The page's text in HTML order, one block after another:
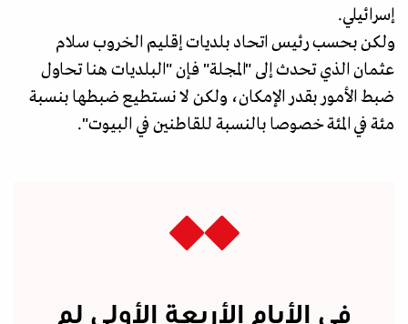
إسرائيلي.
ولكن بحسب رئيس اتحاد بلديات إقليم الخروب سلام
عثمان الذي تحدث إلى "المجلة" فإن "البلديات هنا تحاول
ضبط الأمور بقدر الإمكان، ولكن لا نستطيع ضبطها بنسبة
مئة في المئة خصوصا بالنسبة للقاطنين في البيوت".
في الأيام الأربعة الأولى لم